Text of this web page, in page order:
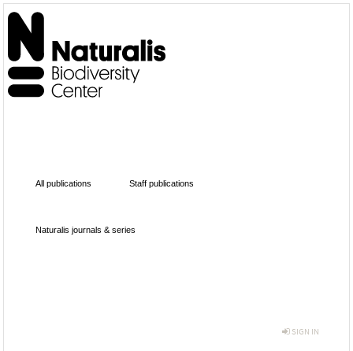
All publications Staff publications
Naturalis journals & series
SIGN IN